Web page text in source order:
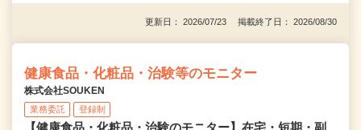
更新日： 2026/07/23 掲載終了日： 2026/08/30
健康食品・化粧品・治験等のモニター
株式会社SOUKEN
業務委託 登録制